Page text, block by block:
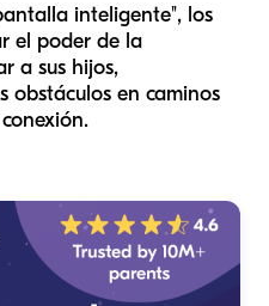
inteligente", los
el poder de la
a sus hijos,
obstáculos en caminos